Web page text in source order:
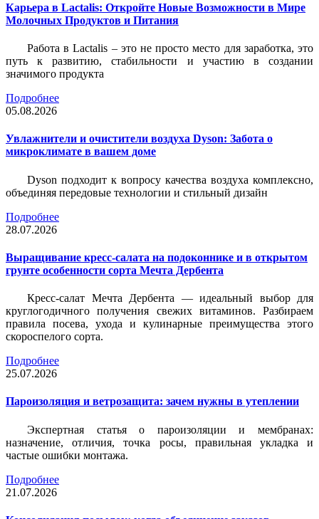
Карьера в Lactalis: Откройте Новые Возможности в Мире
Молочных Продуктов и Питания
Работа в Lactalis – это не просто место для заработка, это
путь к развитию, стабильности и участию в создании
значимого продукта
Подробнее
05.08.2026
Увлажнители и очистители воздуха Dyson: Забота о
микроклимате в вашем доме
Dyson подходит к вопросу качества воздуха комплексно,
объединяя передовые технологии и стильный дизайн
Подробнее
28.07.2026
Выращивание кресс-салата на подоконнике и в открытом
грунте особенности сорта Мечта Дербента
Кресс-салат Мечта Дербента — идеальный выбор для
круглогодичного получения свежих витаминов. Разбираем
правила посева, ухода и кулинарные преимущества этого
скороспелого сорта.
Подробнее
25.07.2026
Пароизоляция и ветрозащита: зачем нужны в утеплении
Экспертная статья о пароизоляции и мембранах:
назначение, отличия, точка росы, правильная укладка и
частые ошибки монтажа.
Подробнее
21.07.2026